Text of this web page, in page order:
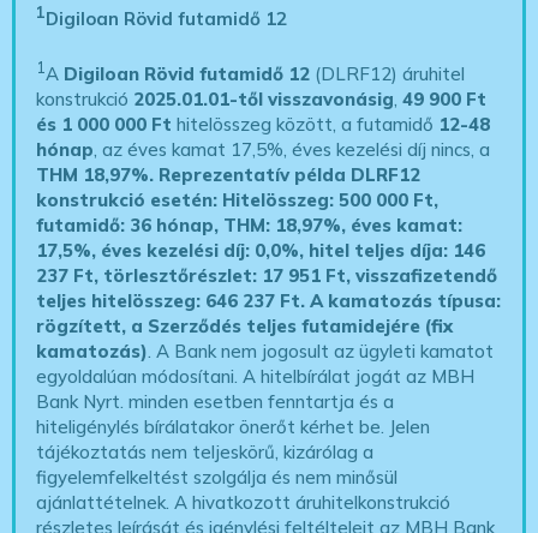
1Digiloan Rövid futamidő 12
1A Digiloan Rövid futamidő 12 (DLRF12) áruhitel
konstrukció 2025.01.01-től visszavonásig,49 900 Ft
és 1 000 000 Ft hitelösszeg között, a futamidő 12-48
hónap, az éves kamat 17,5%, éves kezelési díj nincs, a
THM 18,97%. Reprezentatív példa DLRF12
konstrukció esetén: Hitelösszeg: 500 000 Ft,
futamidő: 36 hónap, THM: 18,97%, éves kamat:
17,5%, éves kezelési díj: 0,0%, hitel teljes díja: 146
237 Ft, törlesztőrészlet: 17 951 Ft, visszafizetendő
teljes hitelösszeg: 646 237 Ft.A kamatozás típusa:
rögzített, a Szerződés teljes futamidejére (fix
kamatozás). A Bank nem jogosult az ügyleti kamatot
egyoldalúan módosítani. A hitelbírálat jogát az MBH
Bank Nyrt. minden esetben fenntartja és a
hiteligénylés bírálatakor önerőt kérhet be. Jelen
tájékoztatás nem teljeskörű, kizárólag a
figyelemfelkeltést szolgálja és nem minősül
ajánlattételnek. A hivatkozott áruhitelkonstrukció
részletes leírását és igénylési feltélteleit az MBH Bank